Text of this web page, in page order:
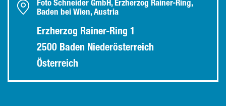
Foto Schneider GmbH, Erzherzog Rainer-Ring,
Baden bei Wien, Austria
Erzherzog Rainer-Ring 1
2500 Baden Niederösterreich
Österreich